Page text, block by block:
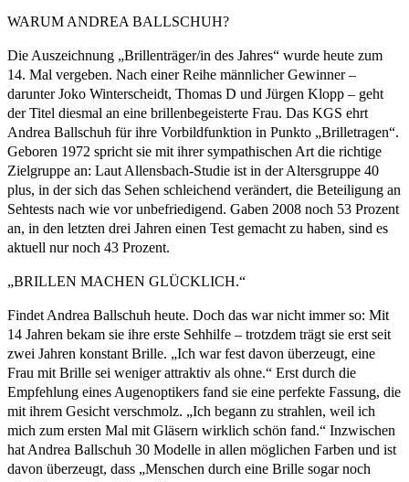
WARUM ANDREA BALLSCHUH?
Die Auszeichnung „Brillenträger/in des Jahres“ wurde heute zum
14. Mal vergeben. Nach einer Reihe männlicher Gewinner –
darunter Joko Winterscheidt, Thomas D und Jürgen Klopp – geht
der Titel diesmal an eine brillenbegeisterte Frau. Das KGS ehrt
Andrea Ballschuh für ihre Vorbildfunktion in Punkto „Brilletragen“.
Geboren 1972 spricht sie mit ihrer sympathischen Art die richtige
Zielgruppe an: Laut Allensbach-Studie ist in der Altersgruppe 40
plus, in der sich das Sehen schleichend verändert, die Beteiligung an
Sehtests nach wie vor unbefriedigend. Gaben 2008 noch 53 Prozent
an, in den letzten drei Jahren einen Test gemacht zu haben, sind es
aktuell nur noch 43 Prozent.
„BRILLEN MACHEN GLÜCKLICH.“
Findet Andrea Ballschuh heute. Doch das war nicht immer so: Mit
14 Jahren bekam sie ihre erste Sehhilfe – trotzdem trägt sie erst seit
zwei Jahren konstant Brille. „Ich war fest davon überzeugt, eine
Frau mit Brille sei weniger attraktiv als ohne.“ Erst durch die
Empfehlung eines Augenoptikers fand sie eine perfekte Fassung, die
mit ihrem Gesicht verschmolz. „Ich begann zu strahlen, weil ich
mich zum ersten Mal mit Gläsern wirklich schön fand.“ Inzwischen
hat Andrea Ballschuh 30 Modelle in allen möglichen Farben und ist
davon überzeugt, dass „Menschen durch eine Brille sogar noch